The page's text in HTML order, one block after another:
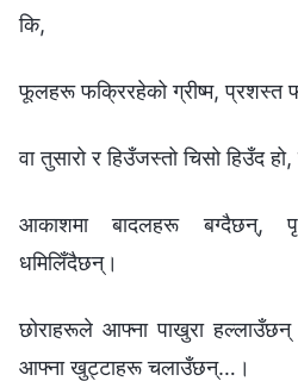
कि,
फूलहरू फक्रिरहेको ग्रीष्म,
वा तुसारो र हिउँजस्तो चिसो हिउँद
आकाशमा बादलहरू बग्दैछन्,
धमिलिँदैछन्।
छोराहरूले आफ्ना पाखुरा हल्लाउँछन्
आफ्ना खुट्टाहरू चलाउँछन्…।